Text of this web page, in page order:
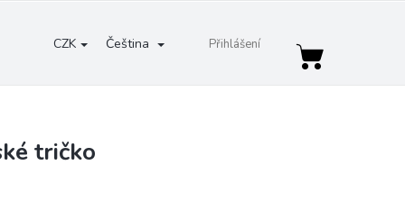
CZK Čeština Přihlášení
Nákupní
tričko